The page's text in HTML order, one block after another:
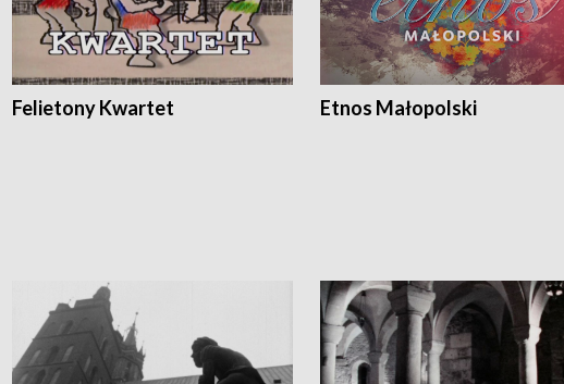
Felietony Kwartet Etnos Małopolski